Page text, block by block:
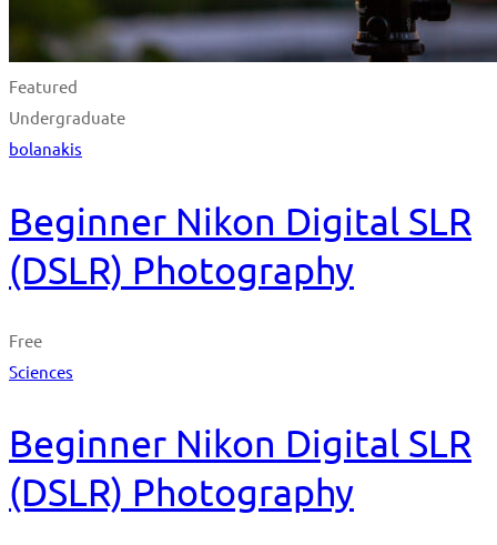
Featured
Undergraduate
bolanakis
Beginner Nikon Digital SLR
(DSLR) Photography
Free
Sciences
Beginner Nikon Digital SLR
(DSLR) Photography